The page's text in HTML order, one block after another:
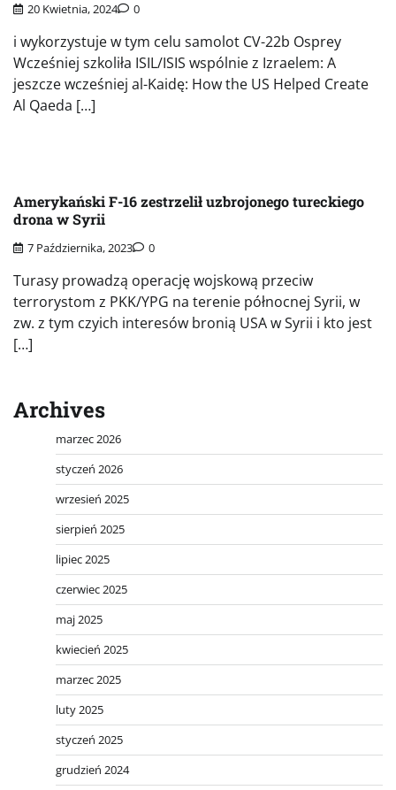
20 Kwietnia, 2024 0
i wykorzystuje w tym celu samolot CV-22b Osprey
Wcześniej szkoliła ISIL/ISIS wspólnie z Izraelem: A
jeszcze wcześniej al-Kaidę: How the US Helped Create
Al Qaeda […]
Amerykański F-16 zestrzelił uzbrojonego tureckiego
drona w Syrii
7 Października, 2023 0
Turasy prowadzą operację wojskową przeciw
terrorystom z PKK/YPG na terenie północnej Syrii, w
zw. z tym czyich interesów bronią USA w Syrii i kto jest
[…]
Archives
marzec 2026
styczeń 2026
wrzesień 2025
sierpień 2025
lipiec 2025
czerwiec 2025
maj 2025
kwiecień 2025
marzec 2025
luty 2025
styczeń 2025
grudzień 2024